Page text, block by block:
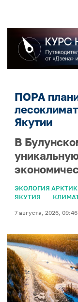
ПОРА
Якутии
В
ЭКОЛОГИЯ
ЯКУТИЯ
7 августа, 2026, 09:46